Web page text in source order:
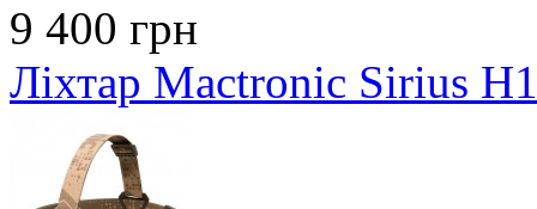
9 400 грн
Ліхтар Mactronic Sirius